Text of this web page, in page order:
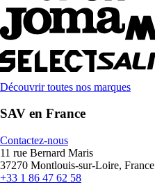
Découvrir toutes nos marques
SAV en France
Contactez-nous
11 rue Bernard Maris
37270 Montlouis-sur-Loire, France
+33 1 86 47 62 58